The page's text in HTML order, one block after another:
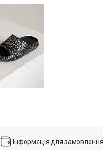
Інформація для замовлення